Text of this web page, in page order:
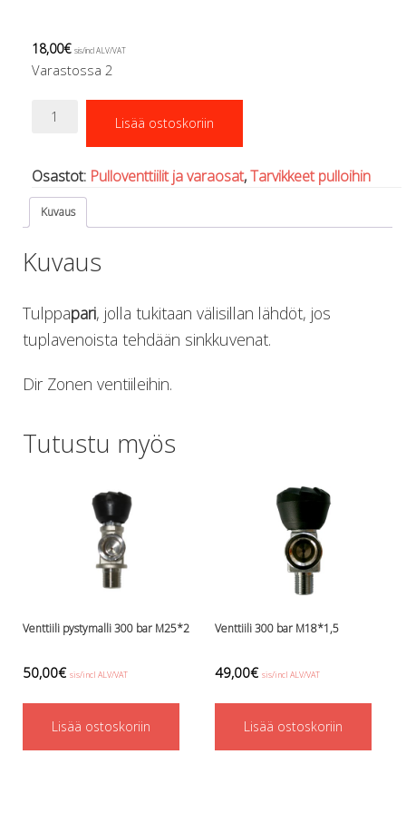
Kirjat
Molnar Janos
Muut tarvikkeet
Poijut ja nostosäkit
Painot ja painovyöt
POISTOKORI
Venat: täyttö, tyhj. ja P-valvet
Pulloventtiilit ja varaosat
Puvut ja aluspuvut
Shearwater
Skootterit ja osat
DiveX Cuda/Sierra varaosat
18,00€ sis/incl ALV/VAT
Varastossa 2
DirZone
venttiilin
Lisää ostoskoriin
Osastot: Pulloventtiilit ja varaosat,Tarvikkeet pulloihin
Kuvaus
Kuvaus
Tulppapari, jolla tukitaan välisillan lähdöt, jos
tuplavenoista tehdään sinkkuvenat.
Dir Zonen ventiileihin.
Tutustu myös
Venttiili pystymalli 300 bar M25*2
50,00€ sis/incl ALV/VAT
Lisää ostoskoriin
Venttiili 300 bar M18*1,5
49,00€ sis/incl ALV/VAT
Lisää ostoskoriin